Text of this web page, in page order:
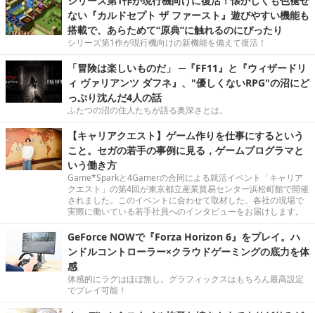
ない『カルドセプト ザ ファースト』遊びやすい機能も
搭載で、あらためて“原典”に触れるのにぴったり
シリーズ第1作が現行機向けの新機能を備えて復活！
「冒険は楽しいものだ」 ─『FF11』と『ウィザードリ
ィ ヴァリアンツ ダフネ』、"優しくないRPG"の沼にど
っぷり沈んだ4人の話
ふたつの沼の住人たちが語る奥深さとは。
【キャリアクエスト】ゲーム作りを仕事にするという
こと。セガの若手の事例に見る，ゲームプログラマと
いう働き方
Game*Sparkと4Gamerの合同による就活イベント「キャリア
クエスト」の第4回が東京都立産業貿易センター浜松町館で開催
されました。このイベントに合わせて取材した、各社の現場で
実際に働いている若手社員へのインタビューをお届けします。
GeForce NOWで『Forza Horizon 6』をプレイ。ハ
ンドルコントローラー×クラウドゲーミングの底力を体
感
体感的にラグはほぼ無し。グラフィックスはもちろん最高設定
でプレイ可能！